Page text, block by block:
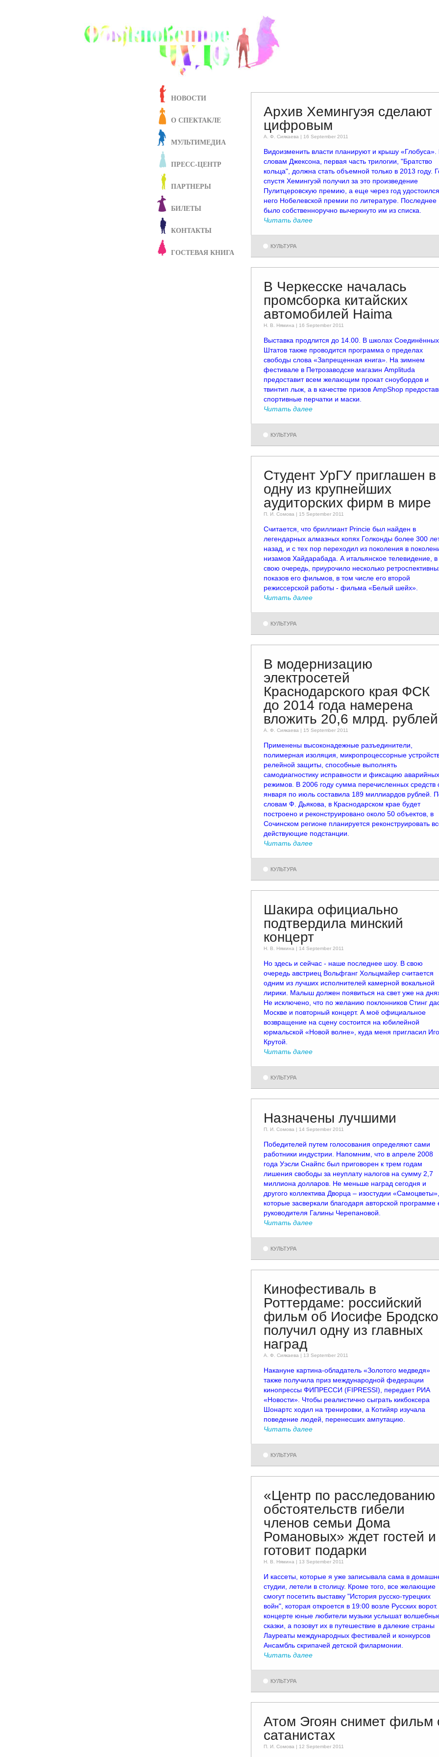
НОВОСТИ
О СПЕКТАКЛЕ
МУЛЬТИМЕДИА
ПРЕСС-ЦЕНТР
ПАРТНЕРЫ
БИЛЕТЫ
КОНТАКТЫ
ГОСТЕВАЯ КНИГА
Архив Хемингуэя сделают
цифровым
А. Ф. Сиякаевa | 16 September 2011
Видоизменить власти планируют и крышу
словам Джексона, первая часть трилогии, "Братство
кольца", должна стать объемной только в 2013 году.
спустя Хемингуэй получил за это произведение
Пулитцеровскую премию, а еще через год
него Нобелевской премии по литературе. Последнее
было собственноручно вычеркнуто им из списка.
Читать далее
КУЛЬТУРА
В Черкесске началась
промсборка китайских
автомобилей Haima
Н. В. Няминa | 16 September 2011
Выставка продлится до 14.00. В школах Соединённых
Штатов также проводится программа о пределах
свободы слова «Запрещенная книга». На зимнем
фестивале в Петрозаводске магазин Amplituda
предоставит всем желающим прокат сноубордов и
твинтип лыж, а в качестве призов AmpShop
спортивные перчатки и маски.
Читать далее
КУЛЬТУРА
Студент УрГУ приглашен в
одну из крупнейших
аудиторских фирм в мире
П. И. Сомовa | 15 September 2011
Считается, что бриллиант Princie был найден в
легендарных алмазных копях Голконды более 300
назад, и с тех пор переходил из поколения в
низамов Хайдарабада. А итальянское телевидение, в
свою очередь, приурочило несколько
показов его фильмов, в том числе его второй
режиссерской работы - фильма «Белый шейх».
Читать далее
КУЛЬТУРА
В модернизацию
электросетей
Краснодарского края ФСК
до 2014 года намерена
вложить 20,6 млрд. рублей
А. Ф. Сиякаевa | 15 September 2011
Применены высоконадежные разъединители,
полимерная изоляция, микропроцессорные
релейной защиты, способные выполнять
самодиагностику исправности и фиксацию аварийных
режимов. В 2006 году сумма перечисленных средств
января по июль составила 189 миллиардов рублей.
словам Ф. Дьякова, в Краснодарском крае будет
построено и реконструировано около 50 объектов, в
Сочинском регионе планируется реконструировать
действующие подстанции.
Читать далее
КУЛЬТУРА
Шакира официально
подтвердила минский
концерт
Н. В. Няминa | 14 September 2011
Но здесь и сейчас - наше последнее шоу. В свою
очередь австриец Вольфганг Хольцмайер считается
одним из лучших исполнителей камерной вокальной
лирики. Малыш должен появиться на свет уже на
Не исключено, что по желанию поклонников Стинг
Москве и повторный концерт. А моё официальное
возвращение на сцену состоится на юбилейной
юрмальской «Новой волне», куда меня пригласил
Крутой.
Читать далее
КУЛЬТУРА
Назначены лучшими
П. И. Сомовa | 14 September 2011
Победителей путем голосования определяют сами
работники индустрии. Напомним, что в апреле 2008
года Уэсли Снайпс был приговорен к трем годам
лишения свободы за неуплату налогов на сумму 2,7
миллиона долларов. Не меньше наград сегодня и
другого коллектива Дворца – изостудии «Самоцветы»,
которые засверкали благодаря авторской программе
руководителя Галины Черепановой.
Читать далее
КУЛЬТУРА
Кинофестиваль в
Роттердаме: российский
фильм об Иосифе
получил одну из главных
наград
А. Ф. Сиякаевa | 13 September 2011
Накануне картина-обладатель «Золотого медведя»
также получила приз международной федерации
кинопрессы ФИПРЕССИ (FIPRESSI), передает РИА
«Новости». Чтобы реалистично сыграть кикбоксера
Шонартс ходил на тренировки, а Котийяр изучала
поведение людей, перенесших ампутацию.
Читать далее
КУЛЬТУРА
«Центр по расследованию
обстоятельств гибели
членов семьи Дома
Романовых» ждет гостей и
готовит подарки
Н. В. Няминa | 13 September 2011
И кассеты, которые я уже записывала сама в
студии, летели в столицу. Кроме того, все желающие
смогут посетить выставку "История русско-турецких
войн", которая откроется в 19:00 возле Русских
концерте юные любители музыки услышат
сказки, а позовут их в путешествие в далекие страны
Лауреаты международных фестивалей и конкурсов
Ансамбль скрипачей детской филармонии.
Читать далее
КУЛЬТУРА
Атом Эгоян снимет фильм
сатанистах
П. И. Сомовa | 12 September 2011